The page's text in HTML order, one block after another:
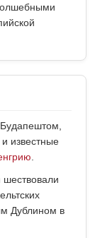
известные
Дублином в